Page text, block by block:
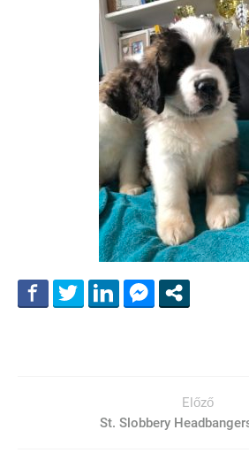
Előző
St. Slobbery